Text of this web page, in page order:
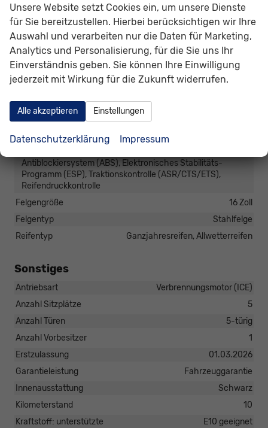
Herstellerpaket
Winter-Paket
Hintertür (Art)
Heckklappe
Getönte Scheiben, Privacy Glass (Heckscheibe und hintere
Seitenscheiben abgedunkelt)
Räder & Technik
Antriebsachse
Bremsen
Elektronische Parkbremse
Antiblockiersystem (ABS), Elektronisches Stabilitäts-
Programm (ESP), Traktionskontrolle (ASR/CTS/ETS),
Reifendruckkontrolle
Felgengröße
16 Zoll
Felgentyp
Stahlfelge
Reifentyp
Ganzjahresreifen, Allwetterreifen
Sonstiges
Antriebsart
Verbrennungsmotor (ICE)
Anzahl Sitzplätze
5
Anzahl Türen
5-türig
Anzahl Vorbesitzer
1
Erstzulassung
01.03.2026
Garantieleistung
Fahrzeuggarantie
Innenausstattung
Schwarz
Kilometerstand
10
Kraftstoff: unterstützte
E10 geeignet
Unsere Website setzt Cookies ein, um unsere Dienste
für Sie bereitzustellen. Hierbei berücksichtigen wir Ihre
Auswahl und verarbeiten nur die Daten für Marketing,
Analytics und Personalisierung, für die Sie uns Ihr
Einverständnis geben. Sie können Ihre Einwilligung
jederzeit mit Wirkung für die Zukunft widerrufen.
Alle akzeptieren Einstellungen
Datenschutzerklärung Impressum